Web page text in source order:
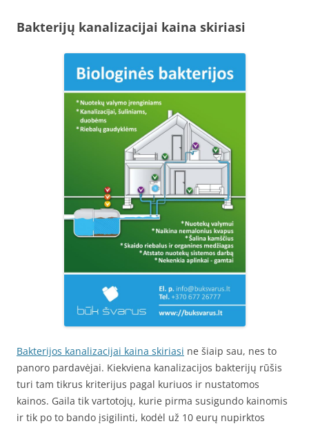
Bakterijų kanalizacijai kaina skiriasi
Bakterijos kanalizacijai kaina skiriasi ne šiaip sau, nes to
panoro pardavėjai. Kiekviena kanalizacijos bakterijų rūšis
turi tam tikrus kriterijus pagal kuriuos ir nustatomos
kainos. Gaila tik vartotojų, kurie pirma susigundo kainomis
ir tik po to bando įsigilinti, kodėl už 10 eurų nupirktos